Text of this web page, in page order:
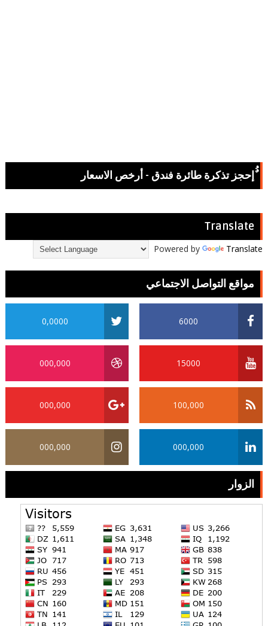
ٌُإحجز تذكرة طائرة فندق - أرخص الاسعار
Translate
Powered by Translate
مواقع التواصل الاجتماعي
6000
0,0000
15000
000,000
100,000
000,000
000,000
000,000
الزوار